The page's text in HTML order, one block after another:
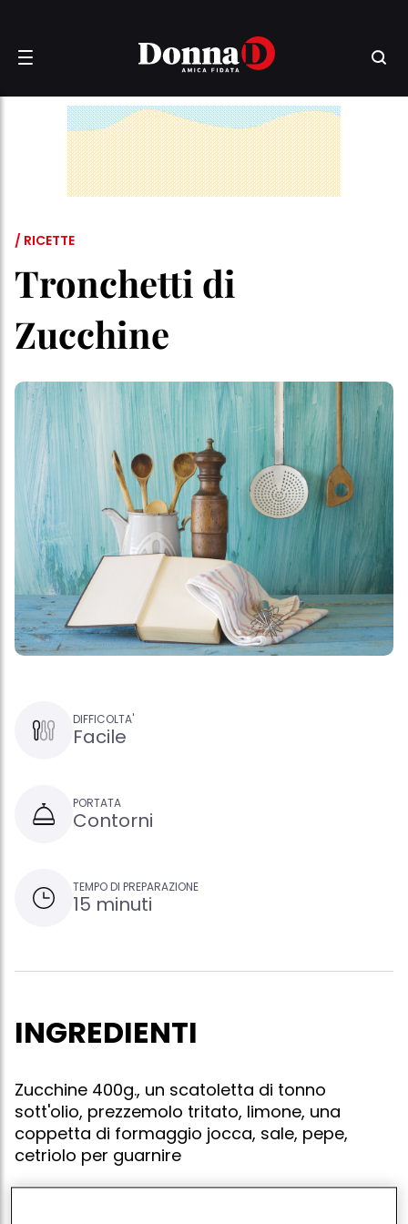
/ RICETTE
Tronchetti di
Zucchine
DIFFICOLTA'
Facile
PORTATA
Contorni
TEMPO DI PREPARAZIONE
15 minuti
INGREDIENTI
Zucchine 400g., un scatoletta di tonno
sott'olio, prezzemolo tritato, limone, una
coppetta di formaggio jocca, sale, pepe,
cetriolo per guarnire